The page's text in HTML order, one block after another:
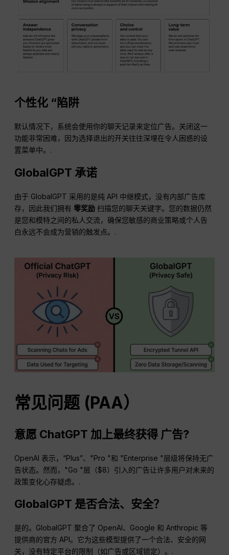
个性化 “陷阱
默认情况下，系统会使用你的聊天记录来定位广告。关闭这一
功能非常困难，因为选择退出的开关往往深埋在令人困惑的设
置菜单中。.
GlobalGPT 承诺
由于 GlobalGPT 采用的是纯 API 中继模式，没有内部广告库
存，因此我们拥有零奖励 扫描您的聊天关键字。您的数据仍然
是您和模特之间的私人交流，确保您敏感的商业策略或个人告
白永远不会成为营销的触发点。.
常见问题 (PAA）
意愿 ChatGPT 加上最终获得 广告?
OpenAI 表示，“Plus”、"Pro "和 "Enterprise "层级将保持无广
告状态。然而，"Go "层（$8）引入的广告让许多用户对未来的
政策变化心存疑虑。.
GlobalGPT 是否合法、安全？
是的。GlobalGPT 聚合了 OpenAI、Google 和 Anthropic 等
提供商的官方 API。它为这些模型提供了一个合法、安全的网
关，没有特定平台的限制（如广告或区域锁定）。.